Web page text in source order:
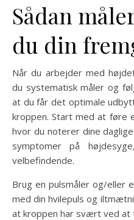
Sådan
du din
Når du arbejder med
du systematisk måler og
at du får det optimale
kroppen. Start med at føre
hvor du noterer dine
symptomer på
velbefindende.
Brug en pulsmåler og/eller
med din hvilepuls og
at kroppen har svært ved at